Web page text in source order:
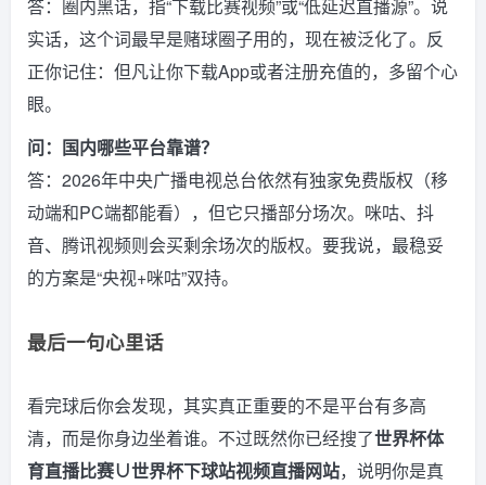
答：圈内黑话，指“下载比赛视频”或“低延迟直播源”。说
实话，这个词最早是赌球圈子用的，现在被泛化了。反
正你记住：但凡让你下载App或者注册充值的，多留个心
眼。
问：国内哪些平台靠谱？
答：2026年中央广播电视总台依然有独家免费版权（移
动端和PC端都能看），但它只播部分场次。咪咕、抖
音、腾讯视频则会买剩余场次的版权。要我说，最稳妥
的方案是“央视+咪咕”双持。
最后一句心里话
看完球后你会发现，其实真正重要的不是平台有多高
清，而是你身边坐着谁。不过既然你已经搜了世界杯体
育直播比赛∪世界杯下球站视频直播网站，说明你是真